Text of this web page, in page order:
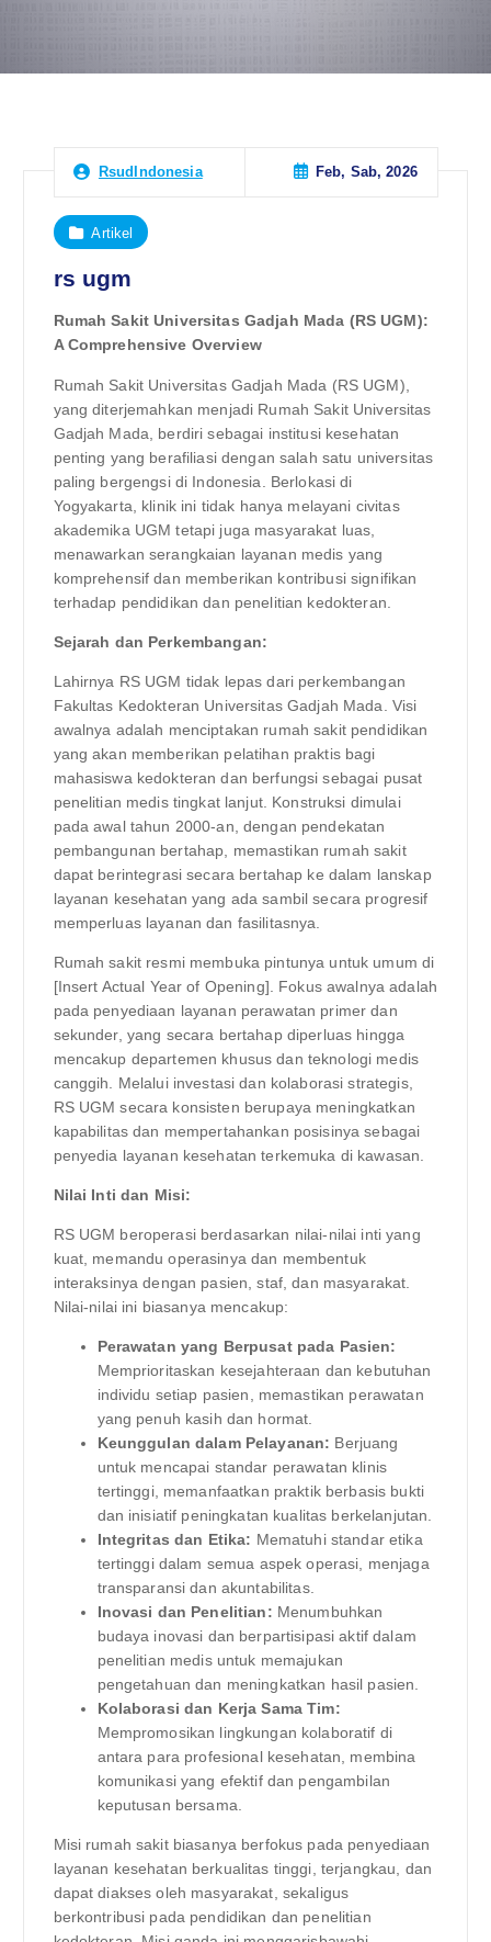
RsudIndonesia Feb, Sab, 2026
Artikel
rs ugm
Rumah Sakit Universitas Gadjah Mada (RS UGM):
A Comprehensive Overview
Rumah Sakit Universitas Gadjah Mada (RS UGM),
yang diterjemahkan menjadi Rumah Sakit Universitas
Gadjah Mada, berdiri sebagai institusi kesehatan
penting yang berafiliasi dengan salah satu universitas
paling bergengsi di Indonesia. Berlokasi di
Yogyakarta, klinik ini tidak hanya melayani civitas
akademika UGM tetapi juga masyarakat luas,
menawarkan serangkaian layanan medis yang
komprehensif dan memberikan kontribusi signifikan
terhadap pendidikan dan penelitian kedokteran.
Sejarah dan Perkembangan:
Lahirnya RS UGM tidak lepas dari perkembangan
Fakultas Kedokteran Universitas Gadjah Mada. Visi
awalnya adalah menciptakan rumah sakit pendidikan
yang akan memberikan pelatihan praktis bagi
mahasiswa kedokteran dan berfungsi sebagai pusat
penelitian medis tingkat lanjut. Konstruksi dimulai
pada awal tahun 2000-an, dengan pendekatan
pembangunan bertahap, memastikan rumah sakit
dapat berintegrasi secara bertahap ke dalam lanskap
layanan kesehatan yang ada sambil secara progresif
memperluas layanan dan fasilitasnya.
Rumah sakit resmi membuka pintunya untuk umum di
[Insert Actual Year of Opening]. Fokus awalnya adalah
pada penyediaan layanan perawatan primer dan
sekunder, yang secara bertahap diperluas hingga
mencakup departemen khusus dan teknologi medis
canggih. Melalui investasi dan kolaborasi strategis,
RS UGM secara konsisten berupaya meningkatkan
kapabilitas dan mempertahankan posisinya sebagai
penyedia layanan kesehatan terkemuka di kawasan.
Nilai Inti dan Misi:
RS UGM beroperasi berdasarkan nilai-nilai inti yang
kuat, memandu operasinya dan membentuk
interaksinya dengan pasien, staf, dan masyarakat.
Nilai-nilai ini biasanya mencakup:
Perawatan yang Berpusat pada Pasien:
Memprioritaskan kesejahteraan dan kebutuhan
individu setiap pasien, memastikan perawatan
yang penuh kasih dan hormat.
Keunggulan dalam Pelayanan: Berjuang
untuk mencapai standar perawatan klinis
tertinggi, memanfaatkan praktik berbasis bukti
dan inisiatif peningkatan kualitas berkelanjutan.
Integritas dan Etika: Mematuhi standar etika
tertinggi dalam semua aspek operasi, menjaga
transparansi dan akuntabilitas.
Inovasi dan Penelitian: Menumbuhkan
budaya inovasi dan berpartisipasi aktif dalam
penelitian medis untuk memajukan
pengetahuan dan meningkatkan hasil pasien.
Kolaborasi dan Kerja Sama Tim:
Mempromosikan lingkungan kolaboratif di
antara para profesional kesehatan, membina
komunikasi yang efektif dan pengambilan
keputusan bersama.
Misi rumah sakit biasanya berfokus pada penyediaan
layanan kesehatan berkualitas tinggi, terjangkau, dan
dapat diakses oleh masyarakat, sekaligus
berkontribusi pada pendidikan dan penelitian